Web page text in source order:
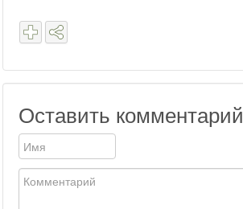
Оставить комментарий